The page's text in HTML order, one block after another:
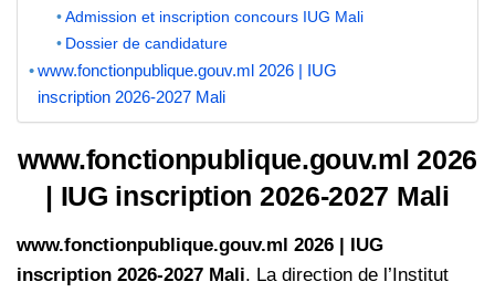
Admission et inscription concours IUG Mali
Dossier de candidature
www.fonctionpublique.gouv.ml 2026 | IUG
inscription 2026-2027 Mali
www.fonctionpublique.gouv.ml 2026
| IUG inscription 2026-2027 Mali
www.fonctionpublique.gouv.ml 2026 | IUG
inscription 2026-2027 Mali. La direction de l’Institut